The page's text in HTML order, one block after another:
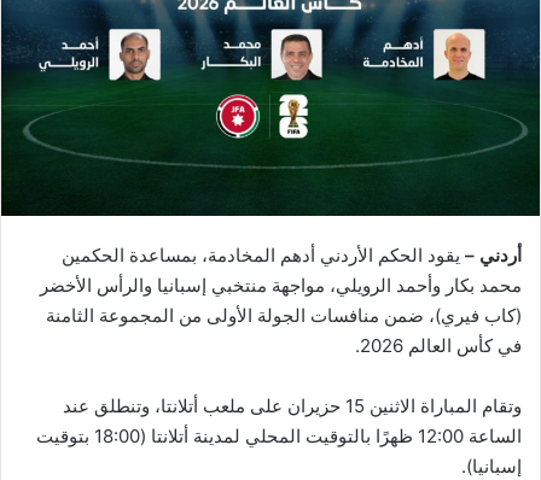
أردني – يقود الحكم الأردني أدهم المخادمة، بمساعدة الحكمين
محمد بكار وأحمد الرويلي، مواجهة منتخبي إسبانيا والرأس الأخضر
(كاب فيري)، ضمن منافسات الجولة الأولى من المجموعة الثامنة
في كأس العالم 2026.
وتقام المباراة الاثنين 15 حزيران على ملعب أتلانتا، وتنطلق عند
الساعة 12:00 ظهرًا بالتوقيت المحلي لمدينة أتلانتا (18:00 بتوقيت
إسبانيا).